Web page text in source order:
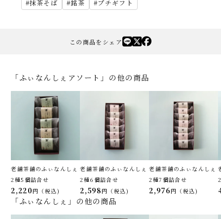
抹茶そば
銘茶 プチギフト
この商品をシェア
「ふぃなんしぇアソート」の他の商品
老舗茶舗のふぃなんしぇ
2種5個詰合せ
2,220 税込
老舗茶舗のふぃなんしぇ
2種6個詰合せ
2,598 税込
老舗茶舗のふぃなんしぇ
2種7個詰合せ
2,976 税込
「ふぃなんしぇ」の他の商品